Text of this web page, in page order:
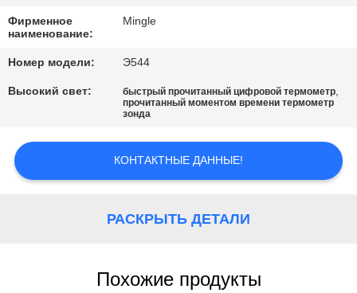
КАРТА
PRIVACY
Фирменное
наименование:
Mingle
Номер модели: Э544
Высокий свет: быстрый прочитанный цифровой термометр,
прочитанный моментом времени термометр
зонда
КОНТАКТНЫЕ ДАННЫЕ!
РАСКРЫТЬ ДЕТАЛИ
Похожие продукты